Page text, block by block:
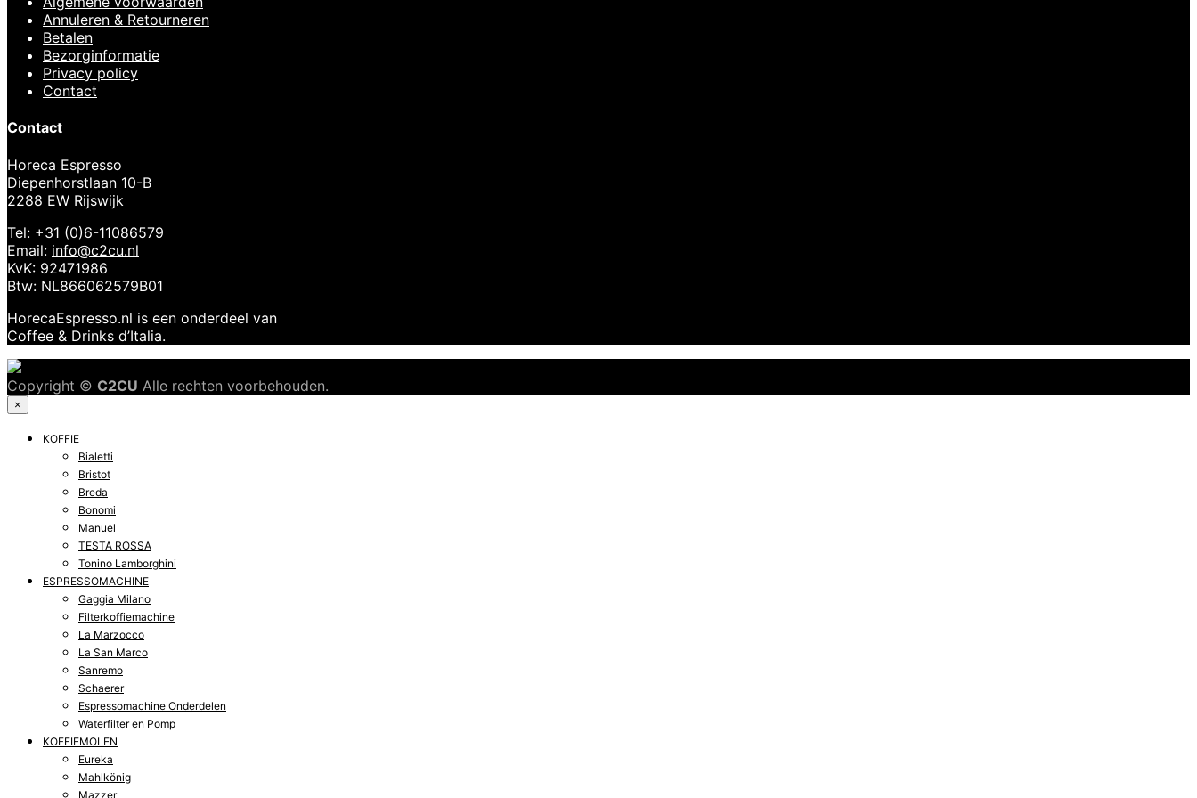
Annuleren & Retourneren
Betalen
Bezorginformatie
Privacy policy
Contact
Contact
Horeca Espresso
Diepenhorstlaan 10-B
2288 EW Rijswijk
Tel: +31 (0)6-11086579
Email: info@c2cu.nl
KvK: 92471986
Btw: NL866062579B01
HorecaEspresso.nl is een onderdeel van
Coffee & Drinks d’Italia.
Copyright © C2CU Alle rechten voorbehouden.
×
KOFFIE
Bialetti
Bristot
Breda
Bonomi
Manuel
TESTA ROSSA
Tonino Lamborghini
ESPRESSOMACHINE
Gaggia Milano
Filterkoffiemachine
La Marzocco
La San Marco
Sanremo
Schaerer
Espressomachine Onderdelen
Waterfilter en Pomp
KOFFIEMOLEN
Eureka
Mahlkönig
Mazzer